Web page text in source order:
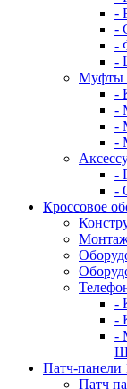
-
-
-
-
Муфты
-
-
-
-
-
-
Кроссовое
-
-
-
Патч-панели
Патч